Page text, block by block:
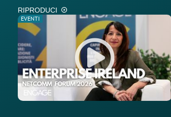
RIPRODUCI
EVENTI